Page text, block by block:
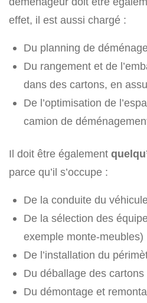
effet, il est aussi chargé :
Du planning de
Du rangement et de
dans des cartons, en
De l’optimisation de
camion de
Il doit être également
parce qu’il s’occupe :
De la conduite du
De la sélection des
exemple monte-meubles)
De l’installation du
Du déballage des cartons
Du démontage et